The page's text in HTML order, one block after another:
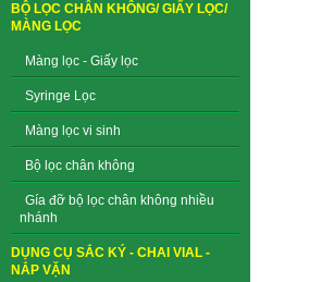
BỘ LỌC CHÂN KHÔNG/ GIẤY LỌC/
MÀNG LỌC
Màng lọc - Giấy lọc
Syringe Lọc
Màng lọc vi sinh
Bộ lọc chân không
Gía đỡ bộ lọc chân không nhiều
nhánh
DỤNG CỤ SẮC KÝ - CHAI VIAL -
NẮP VẶN